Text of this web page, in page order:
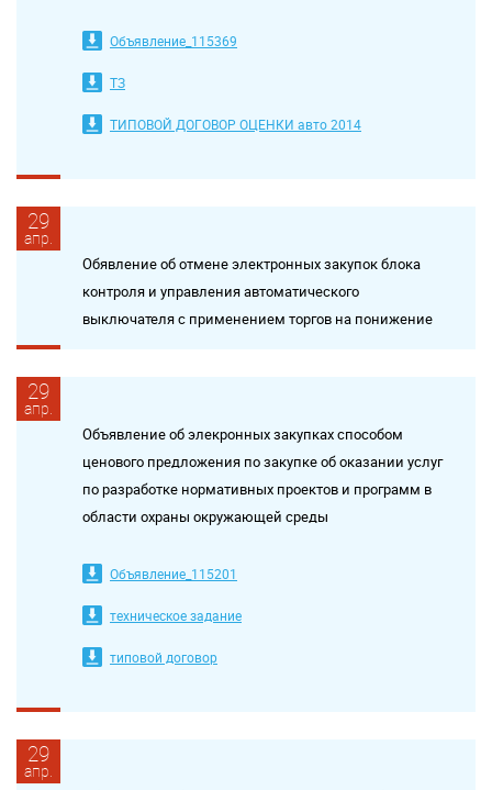
Объявление_115369
ТЗ
ТИПОВОЙ ДОГОВОР ОЦЕНКИ авто 2014
29
апр.
Обявление об отмене электронных закупок блока
контроля и управления автоматического
выключателя с применением торгов на понижение
29
апр.
Объявление об элекронных закупках способом
ценового предложения по закупке об оказании услуг
по разработке нормативных проектов и программ в
области охраны окружающей среды
Объявление_115201
техническое задание
типовой договор
29
апр.